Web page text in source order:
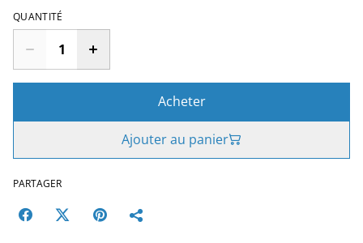
QUANTITÉ
Acheter
Ajouter au panier
PARTAGER